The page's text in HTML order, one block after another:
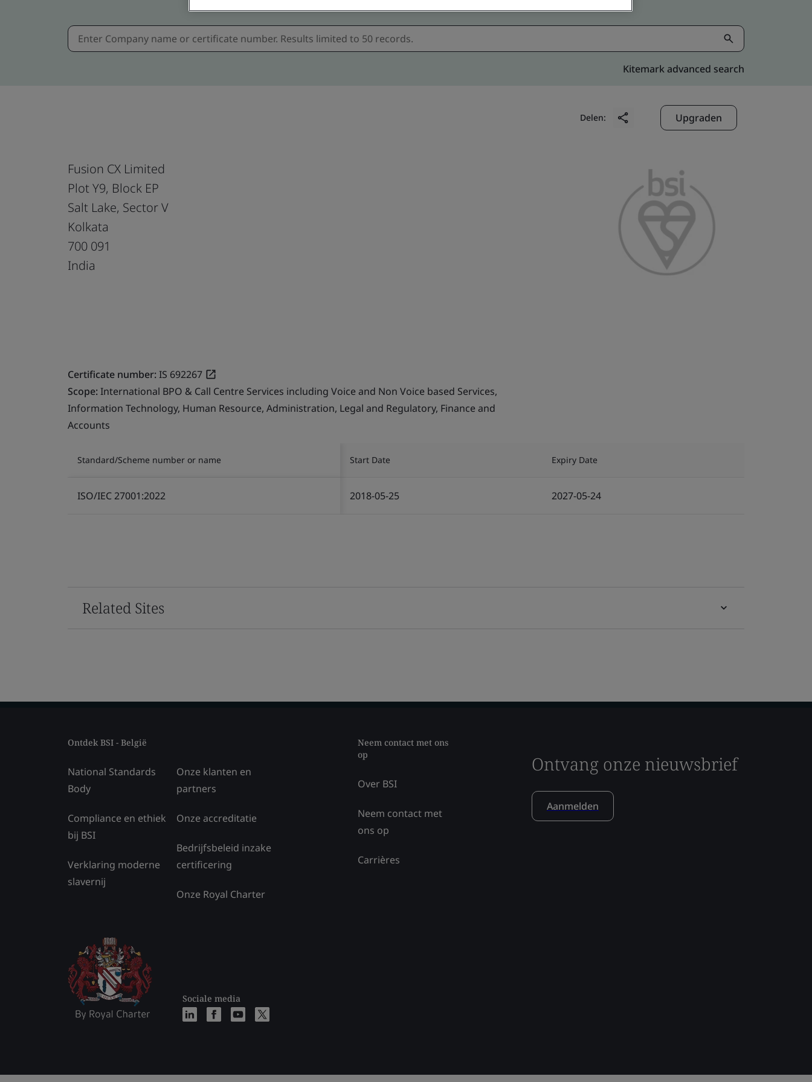
Kitemark advanced search
Delen: Upgraden
Fusion CX Limited
Plot Y9, Block EP
Salt Lake, Sector V
Kolkata
700 091
India
Certificate number:IS 692267
Scope:International BPO & Call Centre Services including Voice and Non Voice based Services,
Information Technology, Human Resource, Administration, Legal and Regulatory, Finance and
Accounts
Standard/Scheme number or name Start Date Expiry Date
ISO/IEC 27001:2022 2018-05-25 2027-05-24
Related Sites
Ontdek BSI - België
National Standards
Body
Compliance en ethiek
bij BSI
Verklaring moderne
slavernij
Onze klanten en
partners
Onze accreditatie
Bedrijfsbeleid inzake
certificering
Onze Royal Charter
Sociale media
Neem contact met ons
op
Over BSI
Neem contact met
ons op
Carrières
Ontvang onze nieuwsbrief
Aanmelden